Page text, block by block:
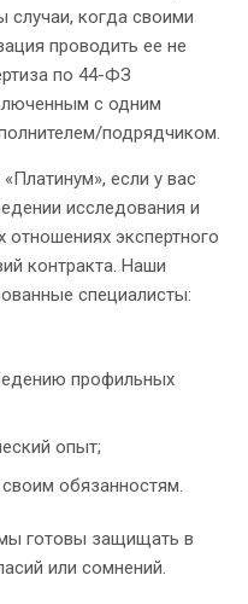
случаи, когда своими
проводить ее не
по 44-ФЗ
с одним
подрядчиком.
если у вас
исследования и
отношениях экспертного
контракта. Наши
специалисты:
профильных
опыт;
обязанностям.
готовы защищать в
или сомнений.